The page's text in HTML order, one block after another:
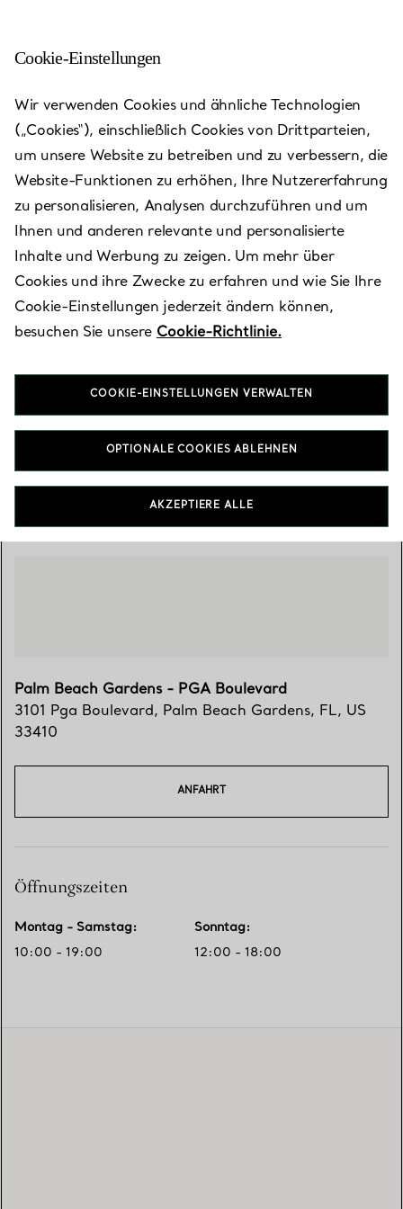
Palm Beach Gardens - PGA
Boulevard
Heute bis 19:00 geöffnet
Verfügbare Leistungen
3101 Pga Boulevard Palm Beach Gardens, FL,US
(561) 622-2533
Besuchen Sie uns
Palm Beach Gardens - PGA Boulevard
3101 Pga Boulevard, Palm Beach Gardens, FL, US
33410
ANFAHRT
Öffnungszeiten
Montag - Samstag:
10:00 - 19:00
Sonntag:
12:00 - 18:00
Cookie-Einstellungen
Wir verwenden Cookies und ähnliche Technologien
(„Cookies“), einschließlich Cookies von Drittparteien,
um unsere Website zu betreiben und zu verbessern, die
Website-Funktionen zu erhöhen, Ihre Nutzererfahrung
zu personalisieren, Analysen durchzuführen und um
Ihnen und anderen relevante und personalisierte
Inhalte und Werbung zu zeigen. Um mehr über
Cookies und ihre Zwecke zu erfahren und wie Sie Ihre
Cookie-Einstellungen jederzeit ändern können,
besuchen Sie unsere Cookie-Richtlinie.
COOKIE-EINSTELLUNGEN VERWALTEN
OPTIONALE COOKIES ABLEHNEN
AKZEPTIERE ALLE